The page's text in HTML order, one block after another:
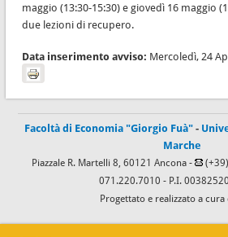
maggio (13:30-15:30) e giovedì 16 maggio
due lezioni di recupero.
Data inserimento avviso: Mercoledì, 24
Facoltà di Economia "Giorgio Fuà" -
Marche
Piazzale R. Martelli 8, 60121 Ancona -
071.220.7010 - P.I.
Progettato e realizzato a cura